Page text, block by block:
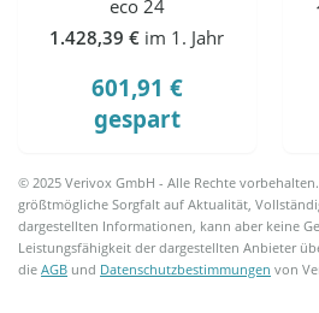
eco 24
1.428,39 € im 1. Jahr
601,91 €
gespart
© 2025 Verivox GmbH - Alle Rechte
größtmögliche Sorgfalt auf Aktualität,
dargestellten Informationen, kann aber keine
Leistungsfähigkeit der dargestellten Anbieter
dieAGB und Datenschutzbestimmungen von